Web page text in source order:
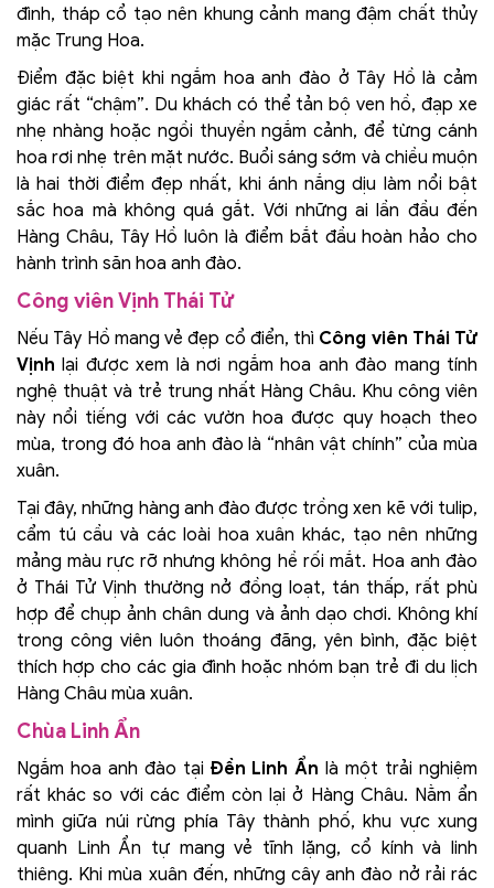
đình, tháp cổ tạo nên khung cảnh mang đậm chất thủy
mặc Trung Hoa.
Điểm đặc biệt khi ngắm hoa anh đào ở Tây Hồ là cảm
giác rất “chậm”. Du khách có thể tản bộ ven hồ, đạp xe
nhẹ nhàng hoặc ngồi thuyền ngắm cảnh, để từng cánh
hoa rơi nhẹ trên mặt nước. Buổi sáng sớm và chiều muộn
là hai thời điểm đẹp nhất, khi ánh nắng dịu làm nổi bật
sắc hoa mà không quá gắt. Với những ai lần đầu đến
Hàng Châu, Tây Hồ luôn là điểm bắt đầu hoàn hảo cho
hành trình săn hoa anh đào.
Công viên Vịnh Thái Tử
Nếu Tây Hồ mang vẻ đẹp cổ điển, thì Công viên Thái Tử
Vịnh lại được xem là nơi ngắm hoa anh đào mang tính
nghệ thuật và trẻ trung nhất Hàng Châu. Khu công viên
này nổi tiếng với các vườn hoa được quy hoạch theo
mùa, trong đó hoa anh đào là “nhân vật chính” của mùa
xuân.
Tại đây, những hàng anh đào được trồng xen kẽ với tulip,
cẩm tú cầu và các loài hoa xuân khác, tạo nên những
mảng màu rực rỡ nhưng không hề rối mắt. Hoa anh đào
ở Thái Tử Vịnh thường nở đồng loạt, tán thấp, rất phù
hợp để chụp ảnh chân dung và ảnh dạo chơi. Không khí
trong công viên luôn thoáng đãng, yên bình, đặc biệt
thích hợp cho các gia đình hoặc nhóm bạn trẻ đi du lịch
Hàng Châu mùa xuân.
Chùa Linh Ẩn
Ngắm hoa anh đào tại Đền Linh Ẩn là một trải nghiệm
rất khác so với các điểm còn lại ở Hàng Châu. Nằm ẩn
mình giữa núi rừng phía Tây thành phố, khu vực xung
quanh Linh Ẩn tự mang vẻ tĩnh lặng, cổ kính và linh
thiêng. Khi mùa xuân đến, những cây anh đào nở rải rác